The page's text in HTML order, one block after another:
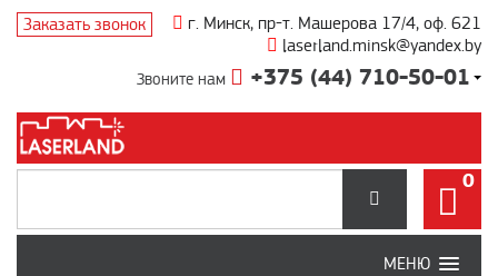
Заказать звонок
г. Минск, пр-т. Машерова 17/4, оф. 621
laserland.minsk@yandex.by
Звоните нам +375 (44) 710-50-01
МЕНЮ
0